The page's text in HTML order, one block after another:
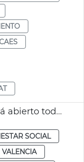
El CAES de València estará abierto todo el año
SOCIAL
VALENCIA